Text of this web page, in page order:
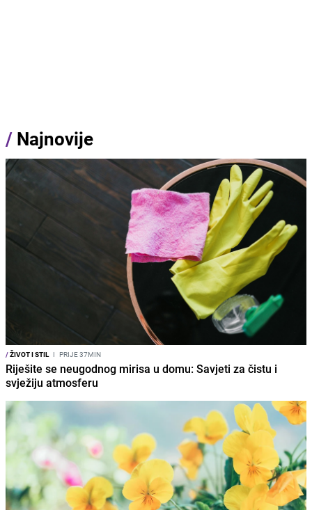
/ Najnovije
/ŽIVOT I STIL I PRIJE 37MIN
Riješite se neugodnog mirisa u domu: Savjeti za čistu i
svježiju atmosferu